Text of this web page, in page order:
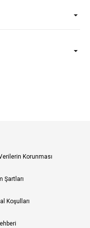
Korunması
Şartları
Koşulları